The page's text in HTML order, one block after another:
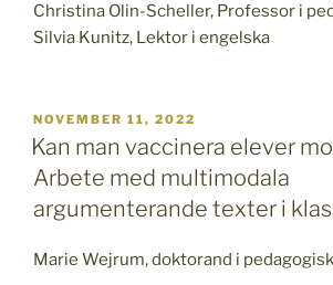
Christina Olin-Scheller, Professor i
Silvia Kunitz, Lektor i engelska
PUBLICERAT
NOVEMBER 11, 2022
Kan man vaccinera elever
Arbete med multimodala
argumenterande texter i
Marie Wejrum, doktorand i